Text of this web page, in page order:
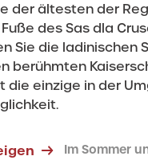
der ältesten der
des Sas dla
Sie die ladinischen
berühmten
die einzige in der
Im Sommer